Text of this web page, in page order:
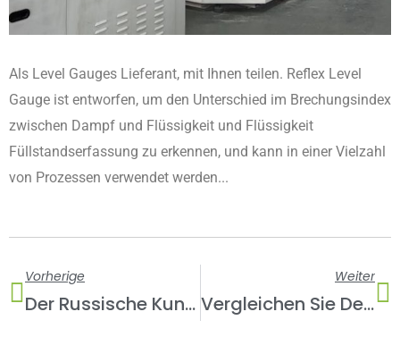
Als Level Gauges Lieferant, mit Ihnen teilen. Reflex Level
Gauge ist entworfen, um den Unterschied im Brechungsindex
zwischen Dampf und Flüssigkeit und Flüssigkeit
Füllstandserfassung zu erkennen, und kann in einer Vielzahl
von Prozessen verwendet werden...
Vorherige
Der Russische Kunde Andrey Besuchte Unser Werk
Weiter
Vergleichen Sie Den Unterschied In Der Anwendung Zwischen Reflex-Schauglas Und Transparentem Schauglas